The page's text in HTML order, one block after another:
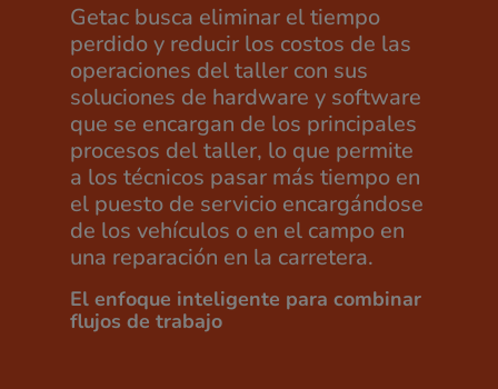
Getac busca eliminar el tiempo
perdido y reducir los costos de las
operaciones del taller con sus
soluciones de hardware y software
que se encargan de los principales
procesos del taller, lo que permite
a los técnicos pasar más tiempo en
el puesto de servicio encargándose
de los vehículos o en el campo en
una reparación en la carretera.
El enfoque inteligente para combinar
flujos de trabajo